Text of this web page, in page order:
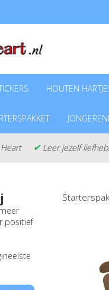
HOUTEN
Heart ✔Leer jezelf
positief